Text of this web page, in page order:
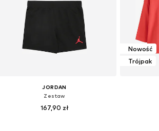
JORDAN
Zestaw
167,90 zł
Nowość
Trójpak